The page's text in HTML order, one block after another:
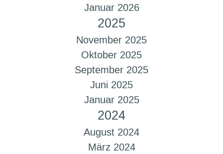
Januar 2026
2025
November 2025
Oktober 2025
September 2025
Juni 2025
Januar 2025
2024
August 2024
März 2024